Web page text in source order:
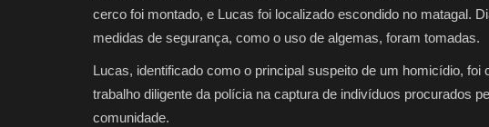
cerco foi montado, e Lucas foi localizado escondido no matagal.
medidas de segurança, como o uso de algemas, foram tomadas.
Lucas, identificado como o principal suspeito de um homicídio,
trabalho diligente da polícia na captura de indivíduos procurados
comunidade.